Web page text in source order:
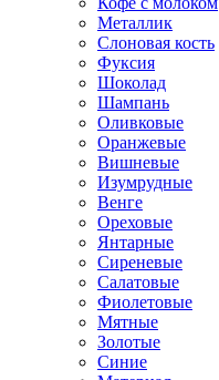
Металлик
Слоновая кость
Фуксия
Шоколад
Шампань
Оливковые
Оранжевые
Вишневые
Изумрудные
Венге
Ореховые
Янтарные
Сиреневые
Салатовые
Фиолетовые
Мятные
Золотые
Синие